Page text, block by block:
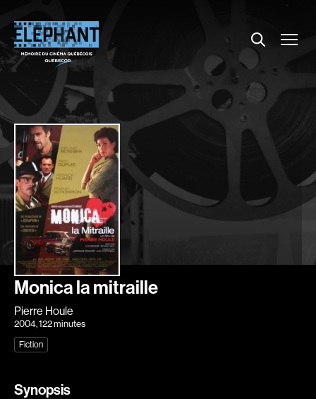
Menu
Explorer le répertoire
Projections
Entrevues
Nouvelles
À propos
Dossiers
Comment louer un film ?
Contact
FAQ
About us
Explorer par
Monica la mitraille
Pierre Houle
2004, 122 minutes
Fiction
Synopsis